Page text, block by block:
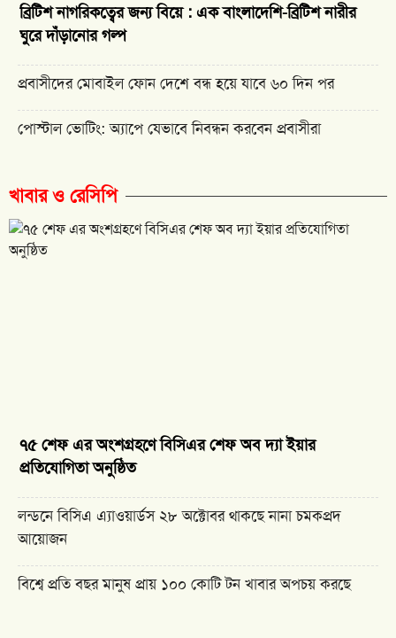
ব্রিটিশ নাগরিকত্বের জন্য বিয়ে : এক বাংলাদেশি-ব্রিটিশ নারীর
ঘুরে দাঁড়ানোর গল্প
প্রবাসীদের মোবাইল ফোন দেশে বন্ধ হয়ে যাবে ৬০ দিন পর
পোস্টাল ভোটিং: অ্যাপে যেভাবে নিবন্ধন করবেন প্রবাসীরা
খাবার ও রেসিপি
৭৫ শেফ এর অংশগ্রহণে বিসিএর শেফ অব দ্যা ইয়ার
প্রতিযোগিতা অনুষ্ঠিত
লন্ডনে বিসিএ এ্যাওয়ার্ডস ২৮ অক্টোবর থাকছে নানা চমকপ্রদ
আয়োজন
বিশ্বে প্রতি বছর মানুষ প্রায় ১০০ কোটি টন খাবার অপচয় করছে